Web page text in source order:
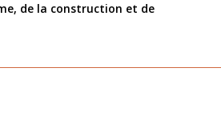
de la construction et de